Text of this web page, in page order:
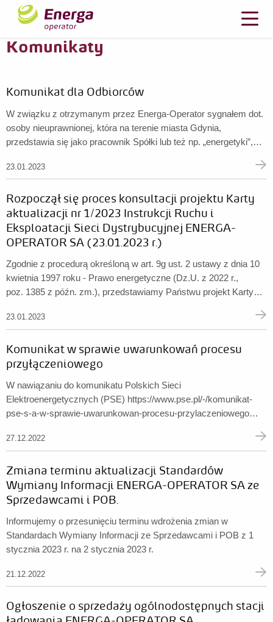
Komunikaty
Komunikat dla Odbiorców
W związku z otrzymanym przez Energa-Operator sygnałem dot.
osoby nieuprawnionej, która na terenie miasta Gdynia,
przedstawia się jako pracownik Spółki lub też np. „energetyki”,
lokalu licznika, informujemy, że pracownicy Energa-Operator, a
Spółki, podczas...
23.01.2023
Rozpoczął się proces konsultacji projektu Karty
aktualizacji nr 1/2023 Instrukcji Ruchu i
Eksploatacji Sieci Dystrybucyjnej ENERGA-
OPERATOR SA (23.01.2023 r.)
Zgodnie z procedurą określoną w art. 9g ust. 2 ustawy z dnia 10
kwietnia 1997 roku - Prawo energetyczne (Dz.U. z 2022 r.,
poz. 1385 z późn. zm.), przedstawiamy Państwu projekt Karty
23.01.2023
Komunikat w sprawie uwarunkowań procesu
przyłączeniowego
W nawiązaniu do komunikatu Polskich Sieci
Elektroenergetycznych (PSE) https://www.pse.pl/-/komunikat-
pse-s-a-w-sprawie-uwarunkowan-procesu-przylaczeniowego
Energii Elektrycznej http://ptpiree.pl/aktualnosci/2022-12-23
27.12.2022
Zmiana terminu aktualizacji Standardów
Wymiany Informacji ENERGA-OPERATOR SA ze
Sprzedawcami i POB.
Informujemy o przesunięciu terminu wdrożenia zmian w
Standardach Wymiany Informacji ze Sprzedawcami i POB z 1
stycznia 2023 r. na 2 stycznia 2023 r.
21.12.2022
Ogłoszenie o sprzedaży ogólnodostępnych stacji